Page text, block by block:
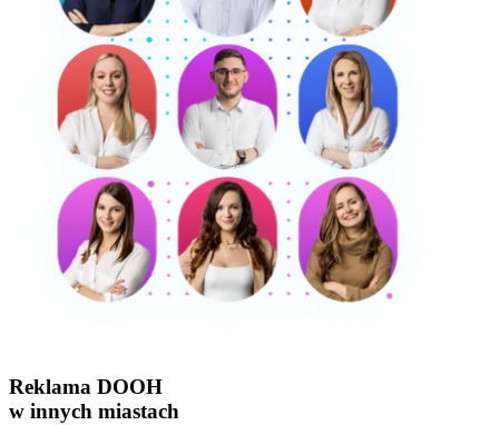
Reklama DOOH
w innych miastach